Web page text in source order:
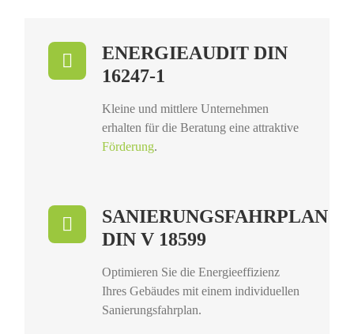
ENERGIEAUDIT DIN
16247-1
Kleine und mittlere Unternehmen
erhalten für die Beratung eine attraktive
Förderung.
SANIERUNGSFAHRPLAN
DIN V 18599
Optimieren Sie die Energieeffizienz
Ihres Gebäudes mit einem individuellen
Sanierungsfahrplan.